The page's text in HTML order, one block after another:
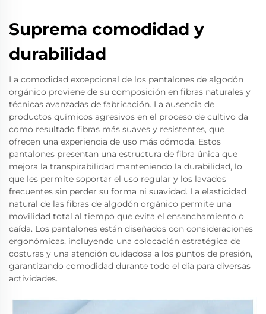
Suprema comodidad y
durabilidad
La comodidad excepcional de los pantalones de algodón
orgánico proviene de su composición en fibras naturales y
técnicas avanzadas de fabricación. La ausencia de
productos químicos agresivos en el proceso de cultivo da
como resultado fibras más suaves y resistentes, que
ofrecen una experiencia de uso más cómoda. Estos
pantalones presentan una estructura de fibra única que
mejora la transpirabilidad manteniendo la durabilidad, lo
que les permite soportar el uso regular y los lavados
frecuentes sin perder su forma ni suavidad. La elasticidad
natural de las fibras de algodón orgánico permite una
movilidad total al tiempo que evita el ensanchamiento o
caída. Los pantalones están diseñados con consideraciones
ergonómicas, incluyendo una colocación estratégica de
costuras y una atención cuidadosa a los puntos de presión,
garantizando comodidad durante todo el día para diversas
actividades.